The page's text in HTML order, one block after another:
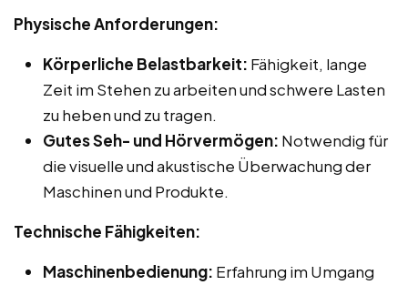
Physische Anforderungen:
Körperliche Belastbarkeit: Fähigkeit, lange
Zeit im Stehen zu arbeiten und schwere Lasten
zu heben und zu tragen.
Gutes Seh- und Hörvermögen: Notwendig für
die visuelle und akustische Überwachung der
Maschinen und Produkte.
Technische Fähigkeiten:
Maschinenbedienung: Erfahrung im Umgang